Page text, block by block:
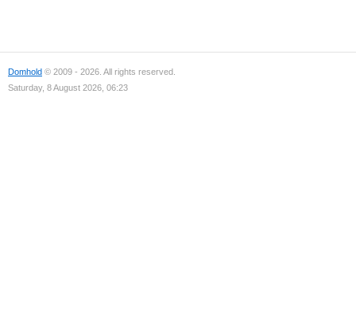
Domhold © 2009 - 2026. All rights reserved.
Saturday, 8 August 2026, 06:23